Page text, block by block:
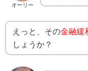
オーリー
えっと、その金融緩
しょうか？